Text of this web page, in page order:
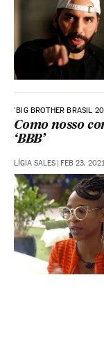
'BIG BROTHER BRASIL
Como nosso
‘BBB’
LÍGIA SALES | FEB 23,